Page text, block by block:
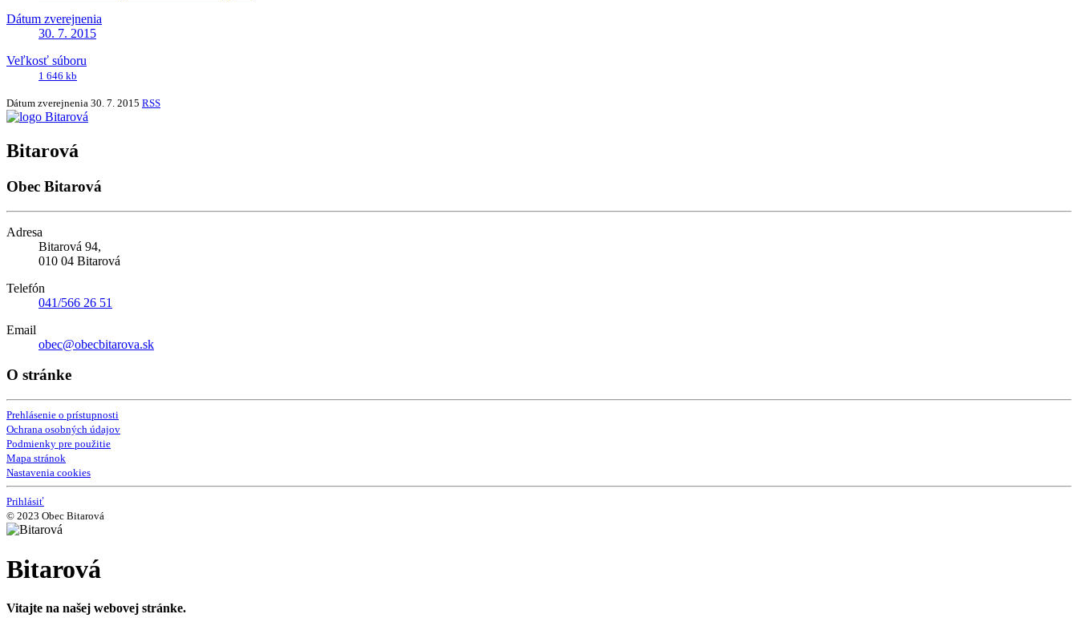
Dátum zverejnenia
30. 7. 2015
Veľkosť súboru
1 646 kb
Dátum zverejnenia 30. 7. 2015 RSS
Bitarová
Obec Bitarová
Adresa
Bitarová 94,
010 04 Bitarová
Telefón
041/566 26 51
Email
obec@obecbitarova.sk
O stránke
Prehlásenie o prístupnosti
Ochrana osobných údajov
Podmienky pre použitie
Mapa stránok
Nastavenia cookies
Prihlásiť
© 2023 Obec Bitarová
Bitarová
Vitajte na našej webovej stránke.